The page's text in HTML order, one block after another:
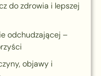
do zdrowia i lepszej
odchudzającej –
objawy i